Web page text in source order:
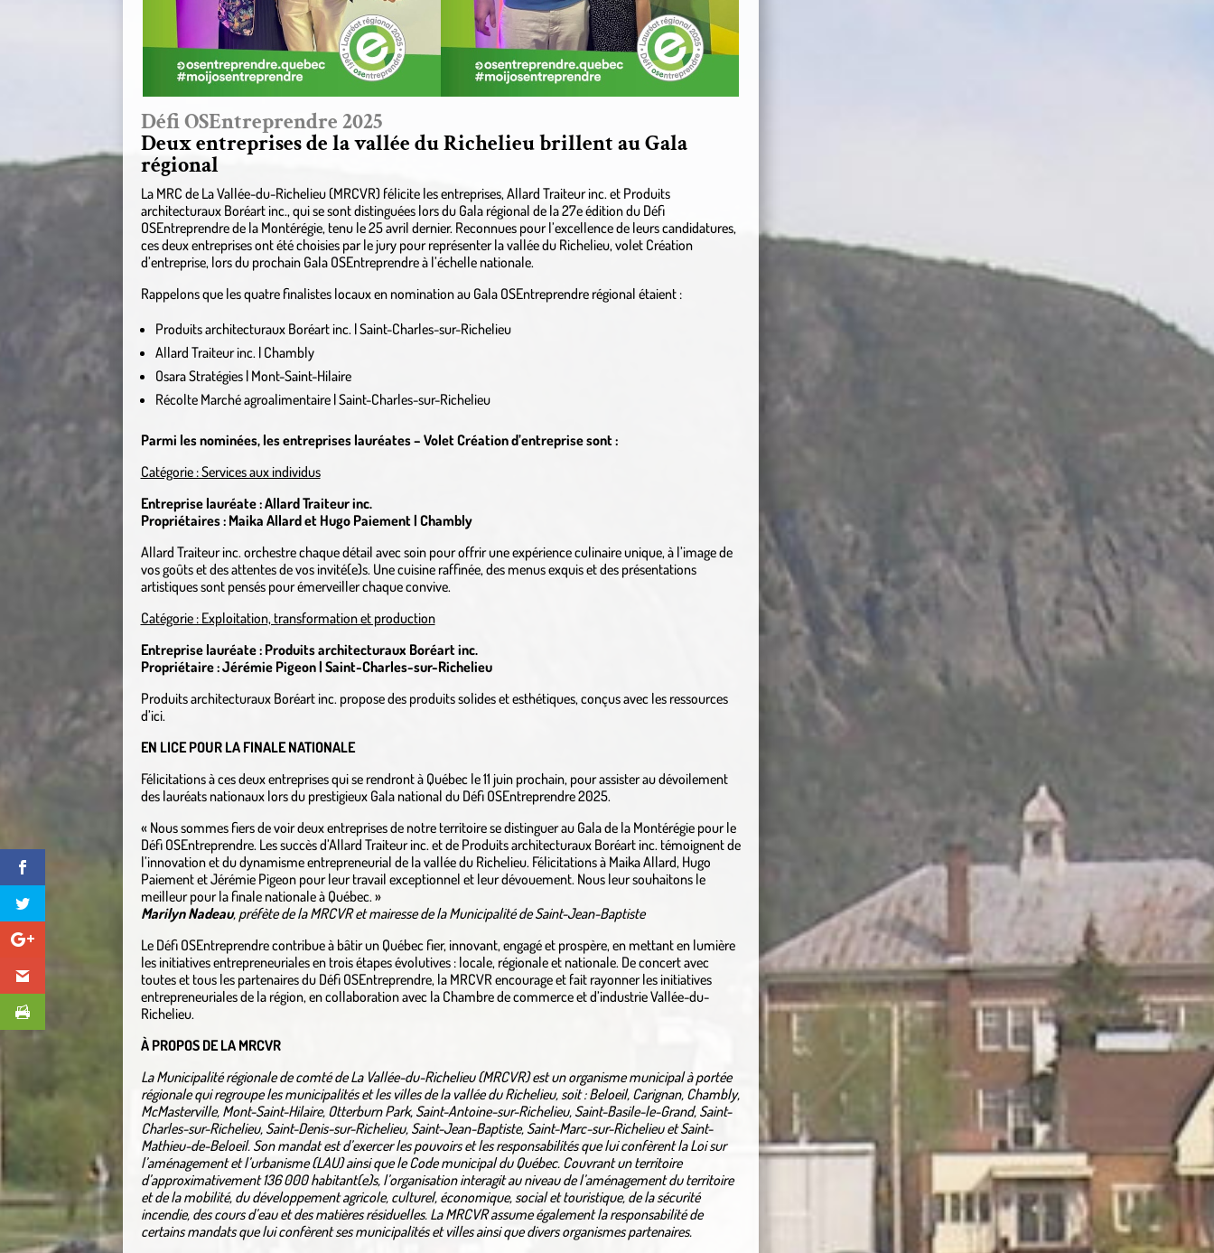
Défi OSEntreprendre 2025
Deux entreprises de la vallée du Richelieu brillent au Gala
régional
La MRC de La Vallée-du-Richelieu (MRCVR) félicite les entreprises, Allard Traiteur inc. et Produits
architecturaux Boréart inc., qui se sont distinguées lors du Gala régional de la 27e édition du Défi
OSEntreprendre de la Montérégie, tenu le 25 avril dernier. Reconnues pour l’excellence de leurs candidatures,
ces deux entreprises ont été choisies par le jury pour représenter la vallée du Richelieu, volet Création
d’entreprise, lors du prochain Gala OSEntreprendre à l’échelle nationale.
Rappelons que les quatre finalistes locaux en nomination au Gala OSEntreprendre régional étaient :
Produits architecturaux Boréart inc. | Saint-Charles-sur-Richelieu
Allard Traiteur inc. | Chambly
Osara Stratégies | Mont-Saint-Hilaire
Récolte Marché agroalimentaire | Saint-Charles-sur-Richelieu
Parmi les nominées, les entreprises lauréates – Volet Création d’entreprise sont :
Catégorie : Services aux individus
Entreprise lauréate : Allard Traiteur inc.
Propriétaires : Maika Allard et Hugo Paiement | Chambly
Allard Traiteur inc. orchestre chaque détail avec soin pour offrir une expérience culinaire unique, à l’image de
vos goûts et des attentes de vos invité(e)s. Une cuisine raffinée, des menus exquis et des présentations
artistiques sont pensés pour émerveiller chaque convive.
Catégorie : Exploitation, transformation et production
Entreprise lauréate : Produits architecturaux Boréart inc.
Propriétaire : Jérémie Pigeon | Saint-Charles-sur-Richelieu
Produits architecturaux Boréart inc. propose des produits solides et esthétiques, conçus avec les ressources
d’ici.
EN LICE POUR LA FINALE NATIONALE
Félicitations à ces deux entreprises qui se rendront à Québec le 11 juin prochain, pour assister au dévoilement
des lauréats nationaux lors du prestigieux Gala national du Défi OSEntreprendre 2025.
« Nous sommes fiers de voir deux entreprises de notre territoire se distinguer au Gala de la Montérégie pour le
Défi OSEntreprendre. Les succès d’Allard Traiteur inc. et de Produits architecturaux Boréart inc. témoignent de
l’innovation et du dynamisme entrepreneurial de la vallée du Richelieu. Félicitations à Maika Allard, Hugo
Paiement et Jérémie Pigeon pour leur travail exceptionnel et leur dévouement. Nous leur souhaitons le
meilleur pour la finale nationale à Québec. »
Marilyn Nadeau, préfète de la MRCVR et mairesse de la Municipalité de Saint-Jean-Baptiste
Le Défi OSEntreprendre contribue à bâtir un Québec fier, innovant, engagé et prospère, en mettant en lumière
les initiatives entrepreneuriales en trois étapes évolutives : locale, régionale et nationale. De concert avec
toutes et tous les partenaires du Défi OSEntreprendre, la MRCVR encourage et fait rayonner les initiatives
entrepreneuriales de la région, en collaboration avec la Chambre de commerce et d’industrie Vallée-du-
Richelieu.
À PROPOS DE LA MRCVR
La Municipalité régionale de comté de La Vallée-du-Richelieu (MRCVR) est un organisme municipal à portée
régionale qui regroupe les municipalités et les villes de la vallée du Richelieu, soit : Beloeil, Carignan, Chambly,
McMasterville, Mont-Saint-Hilaire, Otterburn Park, Saint-Antoine-sur-Richelieu, Saint-Basile-le-Grand, Saint-
Charles-sur-Richelieu, Saint-Denis-sur-Richelieu, Saint-Jean-Baptiste, Saint-Marc-sur-Richelieu et Saint-
Mathieu-de-Beloeil. Son mandat est d’exercer les pouvoirs et les responsabilités que lui confèrent la Loi sur
l’aménagement et l’urbanisme (LAU) ainsi que le Code municipal du Québec. Couvrant un territoire
d’approximativement 136 000 habitant(e)s, l’organisation interagit au niveau de l’aménagement du territoire
et de la mobilité, du développement agricole, culturel, économique, social et touristique, de la sécurité
incendie, des cours d’eau et des matières résiduelles. La MRCVR assume également la responsabilité de
certains mandats que lui confèrent ses municipalités et villes ainsi que divers organismes partenaires.